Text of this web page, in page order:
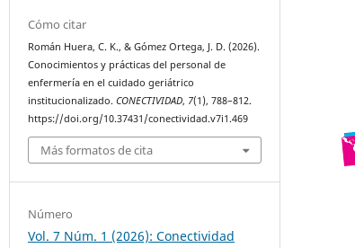
Cómo citar
Román Huera, C. K., & Gómez Ortega, J. D. (2026).
Conocimientos y prácticas del personal de
enfermería en el cuidado geriátrico
institucionalizado.CONECTIVIDAD, 7(1), 788–812.
https://doi.org/10.37431/conectividad.v7i1.469
Más formatos de cita
Número
Vol. 7 Núm. 1 (2026): Conectividad